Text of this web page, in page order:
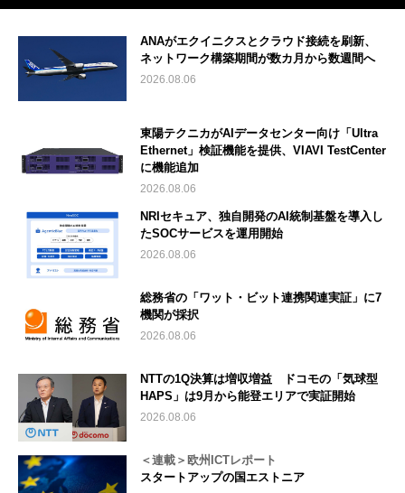
ANAがエクイニクスとクラウド接続を刷新、
ネットワーク構築期間が数カ月から数週間へ
2026.08.06
東陽テクニカがAIデータセンター向け「Ultra
Ethernet」検証機能を提供、VIAVI TestCenter
に機能追加
2026.08.06
NRIセキュア、独自開発のAI統制基盤を導入し
たSOCサービスを運用開始
2026.08.06
総務省の「ワット・ビット連携関連実証」に7
機関が採択
2026.08.06
NTTの1Q決算は増収増益 ドコモの「気球型
HAPS」は9月から能登エリアで実証開始
2026.08.06
＜連載＞欧州ICTレポート
スタートアップの国エストニア